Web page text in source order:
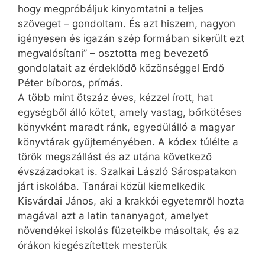
hogy megpróbáljuk kinyomtatni a teljes
szöveget – gondoltam. És azt hiszem, nagyon
igényesen és igazán szép formában sikerült ezt
megvalósítani” – osztotta meg bevezető
gondolatait az érdeklődő közönséggel Erdő
Péter bíboros, prímás.
A több mint ötszáz éves, kézzel írott, hat
egységből álló kötet, amely vastag, bőrkötéses
könyvként maradt ránk, egyedülálló a magyar
könyvtárak gyűjteményében. A kódex túlélte a
török megszállást és az utána következő
évszázadokat is. Szalkai László Sárospatakon
járt iskolába. Tanárai közül kiemelkedik
Kisvárdai János, aki a krakkói egyetemről hozta
magával azt a latin tananyagot, amelyet
növendékei iskolás füzeteikbe másoltak, és az
órákon kiegészítettek mesterük